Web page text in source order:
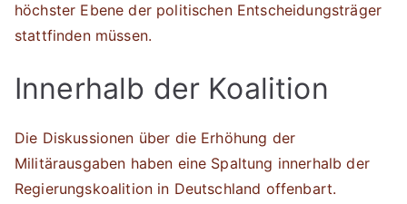
höchster Ebene der politischen Entscheidungsträger
stattfinden müssen.
Innerhalb der Koalition
Die Diskussionen über die Erhöhung der
Militärausgaben haben eine Spaltung innerhalb der
Regierungskoalition in Deutschland offenbart.